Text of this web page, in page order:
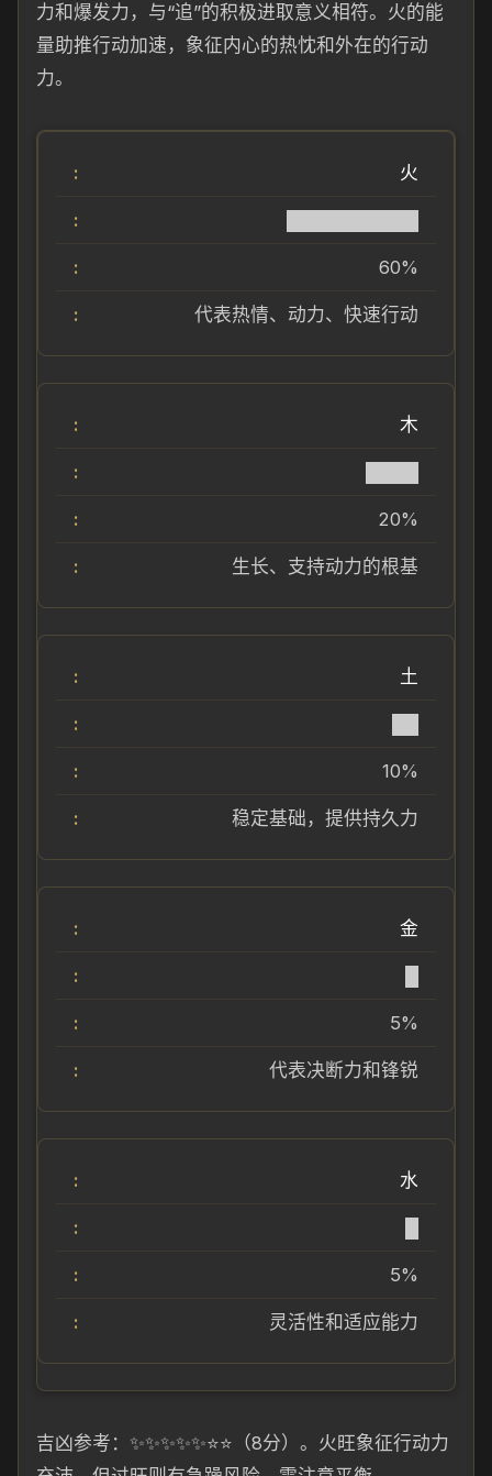
力和爆发力，与“追”的积极进取意义相符。火的能
量助推行动加速，象征内心的热忱和外在的行动
力。
火
60%
代表热情、动力、快速行动
木
20%
生长、支持动力的根基
土
10%
稳定基础，提供持久力
金
5%
代表决断力和锋锐
水
5%
灵活性和适应能力
吉凶参考：✨✨✨✨✨⭐⭐（8分）。火旺象征行动力